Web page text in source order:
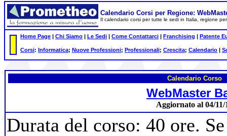
Calendario Corsi per Regione:
Il calendario corsi per tutte le sedi in Italia, regione
Home Page | Chi Siamo | Le Sedi | Come Contattarci | Franchising | Patente
Corsi: Informatica; Nuove Professioni; Professionali; Crescita; Calendario |
Calendario Corso
WebMaster
Aggiornato al 04/11/
Durata del corso: 40 ore.